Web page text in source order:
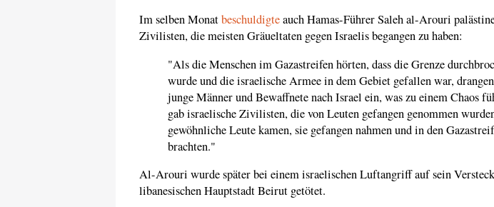
Im selben Monatbeschuldigteauch Hamas-Führer Saleh al-Arouri
Zivilisten, die meisten Gräueltaten gegen Israelis begangen zu haben:
"Als die Menschen im Gazastreifen hörten, dass die Grenze
wurde und die israelische Armee in dem Gebiet gefallen war,
junge Männer und Bewaffnete nach Israel ein, was zu einem Chaos
gab israelische Zivilisten, die von Leuten gefangen genommen
gewöhnliche Leute kamen, sie gefangen nahmen und in den
brachten."
Al-Arouri wurde später bei einem israelischen Luftangriff auf sein
libanesischen Hauptstadt Beirut getötet.